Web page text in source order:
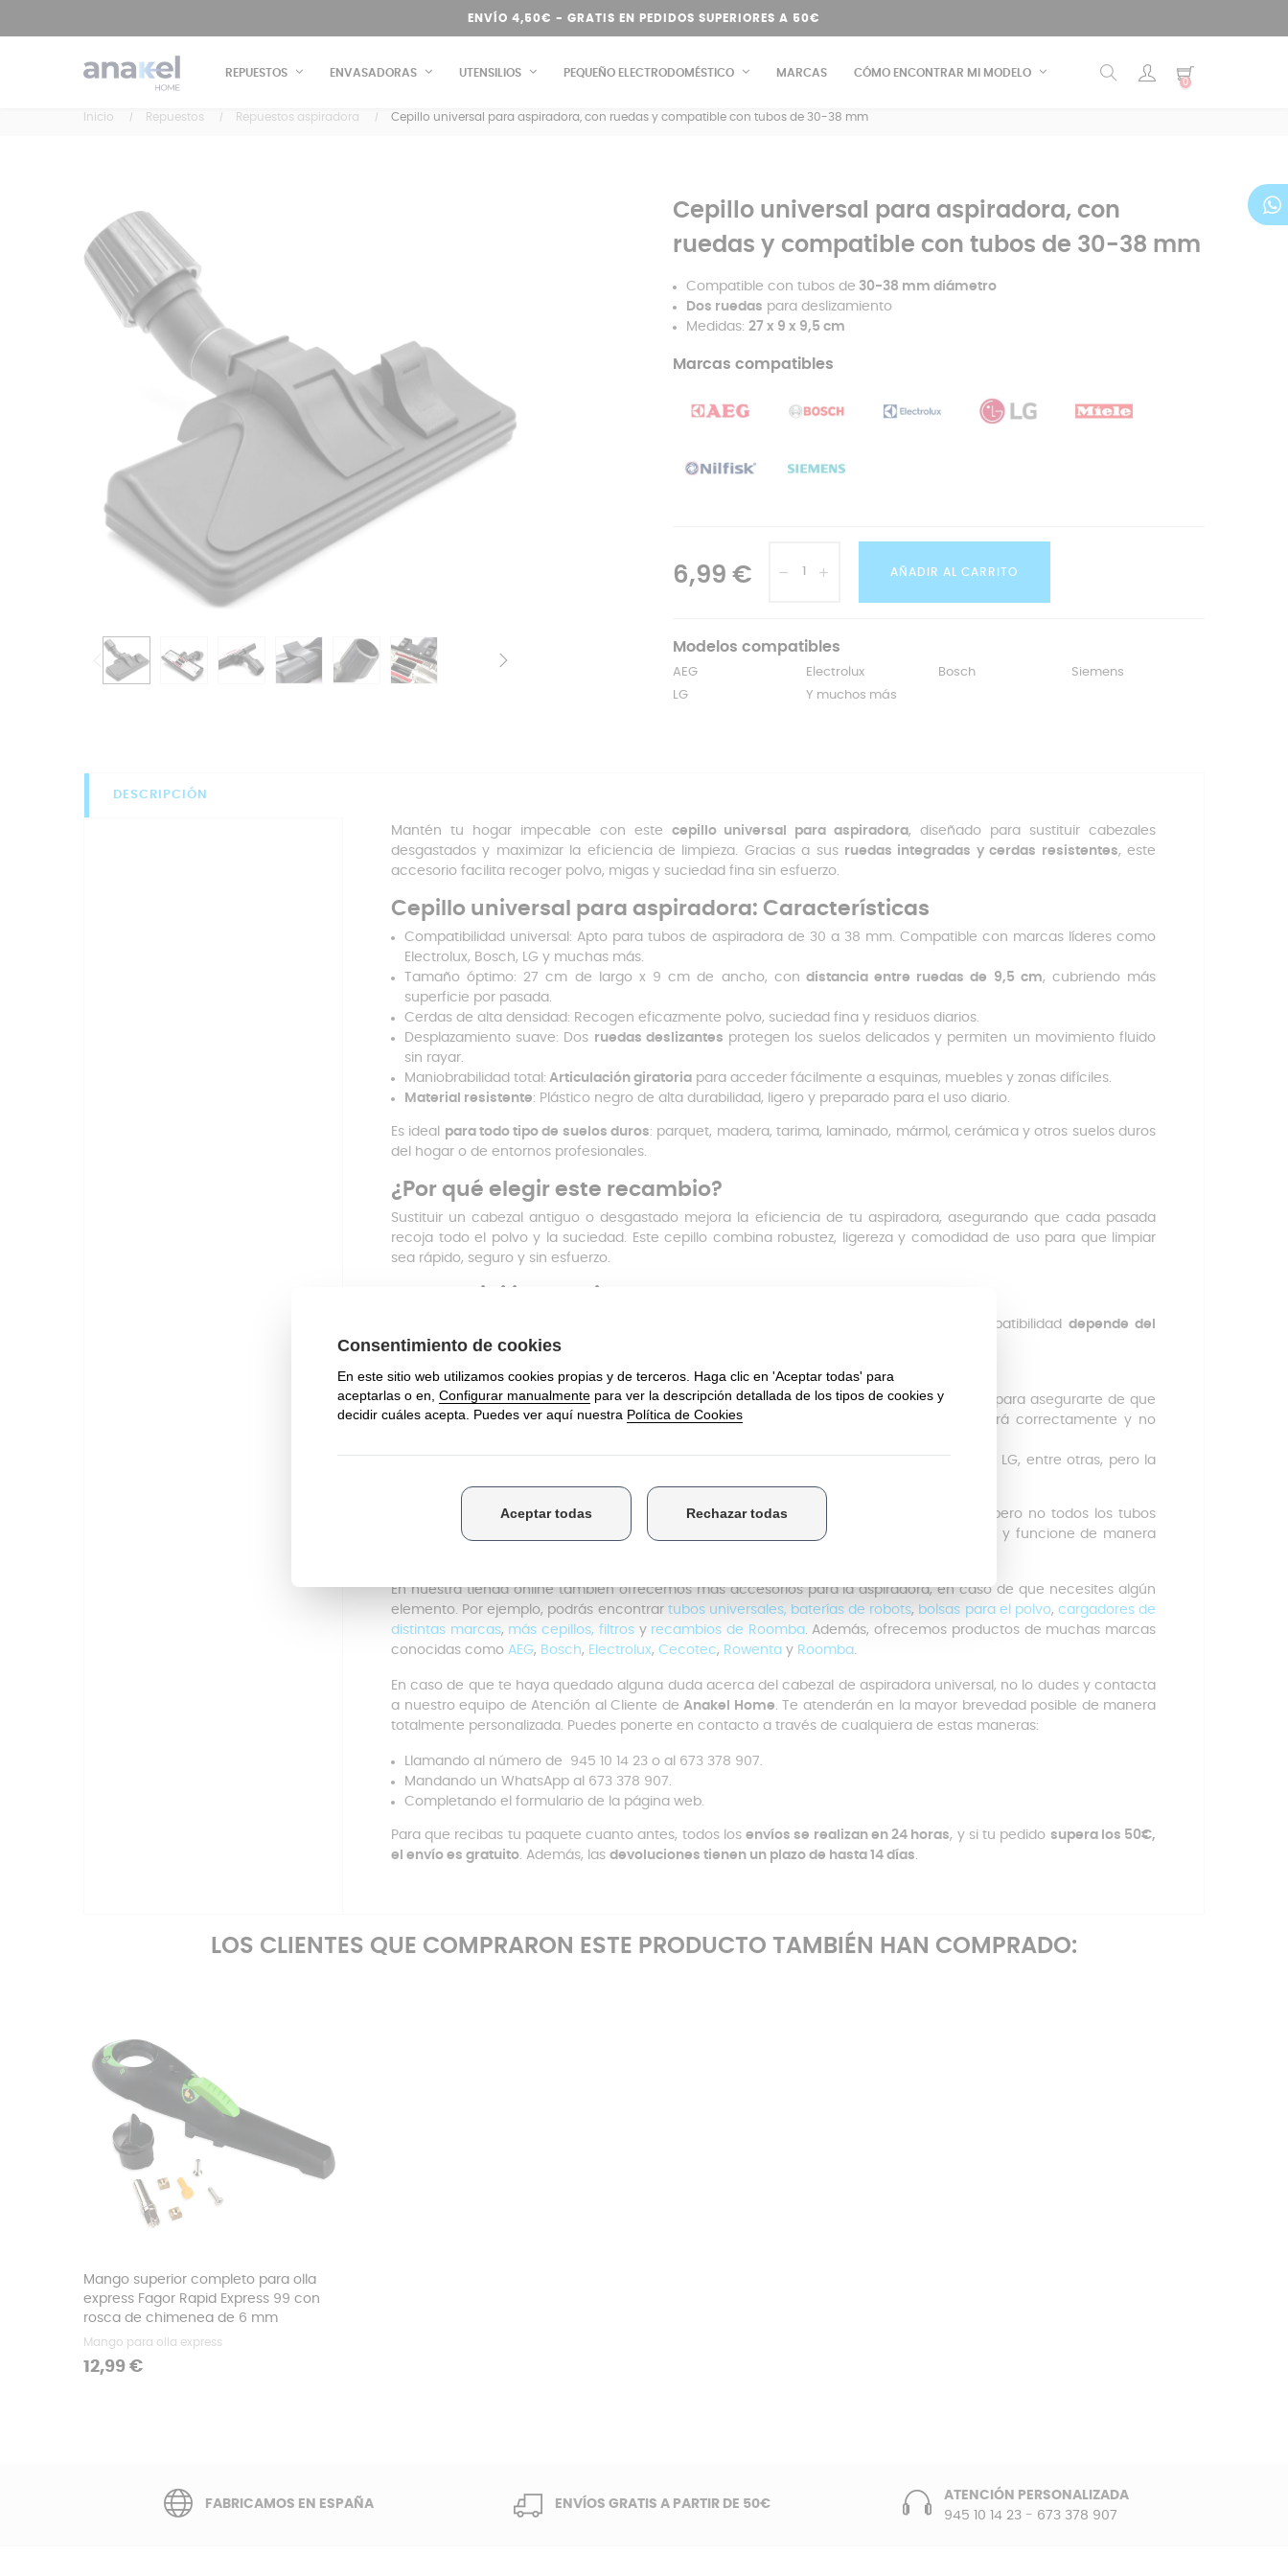
ENVÍO 4,50€ - GRATIS EN PEDIDOS SUPERIORES A 50€
REPUESTOS ENVASADORAS UTENSILIOS PEQUEÑO ELECTRODOMÉSTICO MARCAS CÓMO ENCONTRAR MI MODELO
0
Inicio Repuestos Repuestos aspiradora Cepillo universal para aspiradora, con ruedas y compatible con tubos de 30-38 mm
Cepillo universal para aspiradora, con
ruedas y compatible con tubos de 30-38 mm
Compatible con tubos de 30-38 mm diámetro
Dos ruedas para deslizamiento
Medidas: 27 x 9 x 9,5 cm
Marcas compatibles
6,99 € AÑADIR AL CARRITO
Modelos compatibles
AEG Electrolux Bosch
Siemens
LG
Y muchos más
DESCRIPCIÓN
Mantén tu hogar impecable con este cepillo universal para aspiradora, diseñado para sustituir cabezales
desgastados y maximizar la eficiencia de limpieza. Gracias a sus ruedas integradas y cerdas resistentes, este
accesorio facilita recoger polvo, migas y suciedad fina sin esfuerzo.
Cepillo universal para aspiradora: Características
Compatibilidad universal: Apto para tubos de aspiradora de 30 a 38 mm. Compatible con marcas líderes como
Electrolux, Bosch, LG y muchas más.
Tamaño óptimo: 27 cm de largo x 9 cm de ancho, con distancia entre ruedas de 9,5 cm, cubriendo más
superficie por pasada.
Cerdas de alta densidad: Recogen eficazmente polvo, suciedad fina y residuos diarios.
Desplazamiento suave: Dos ruedas deslizantes protegen los suelos delicados y permiten un movimiento fluido
sin rayar.
Maniobrabilidad total: Articulación giratoria para acceder fácilmente a esquinas, muebles y zonas difíciles.
Material resistente: Plástico negro de alta durabilidad, ligero y preparado para el uso diario.
Es ideal para todo tipo de suelos duros: parquet, madera, tarima, laminado, mármol, cerámica y otros suelos duros
del hogar o de entornos profesionales.
¿Por qué elegir este recambio?
Sustituir un cabezal antiguo o desgastado mejora la eficiencia de tu aspiradora, asegurando que cada pasada
recoja todo el polvo y la suciedad. Este cepillo combina robustez, ligereza y comodidad de uso para que limpiar
sea rápido, seguro y sin esfuerzo.
Aunque este cepillo es universal y sirve para muchas marcas de aspiradoras, su compatibilidaddepende del
diámetro del tubo de tu aspiradora
Rango de ajuste: Este modelo está diseñado para tubos de 30 a 38 mm de diámetro
Por qué es importante medir: Antes de comprar, debesmedir el tubo de tu aspiradora
para asegurarte de que
entra en este rango. Si el tubo es más pequeño o más grande, el cepillo no encajará correctamente y no
Marcas compatibles:Funciona con muchas marcas conocidascomo Electrolux, Bosch, LG, entre otras, pero la
En resumen: “universal” significa que no está limitado a un modelo o marca concreta, pero no todos los tubos
valen. Medir el diámetro de tu tubo te garantiza que el cepillo se adapte perfectamente y funcione de manera
En nuestra tienda online también ofrecemos más accesorios para la aspiradora, en caso de que necesites algún
elemento. Por ejemplo, podrás encontrartubos universales, baterías de robots, bolsas para el polvo, cargadores de
distintas marcas, más cepillos, filtros y recambios de Roomba. Además, ofrecemos productos de muchas marcas
conocidas como AEG, Bosch, Electrolux, Cecotec, Rowenta y Roomba
En caso de que te haya quedado alguna duda acerca del cabezal de aspiradora universal, no lo dudes y contacta
a nuestro equipo de Atención al Cliente de Anakel Home . Te atenderán en la mayor brevedad posible de manera
totalmente personalizada. Puedes ponerte en contacto a través de cualquiera de estas maneras:
Llamando al número de 945 10 14 23 o al 673 378 907.
Mandando un WhatsApp al 673 378 907.
Completando el formulario de la página web.
Para que recibas tu paquete cuanto antes, todos losenvíos se realizan en 24 horas, y si tu pedido supera los 50€,
el envío es gratuito . Además, las devoluciones tienen un plazo de hasta 14 días
LOS CLIENTES QUE COMPRARON ESTE PRODUCTO TAMBIÉN HAN COMPRADO:
Mango superior completo para olla
express Fagor Rapid Express 99 con
rosca de chimenea de 6 mm
Mango para olla express
Precio
12,99 €
FABRICAMOS EN ESPAÑA ENVÍOS GRATIS A PARTIR DE 50€
ATENCIÓN PERSONALIZADA
945 10 14 23 - 673 378 907